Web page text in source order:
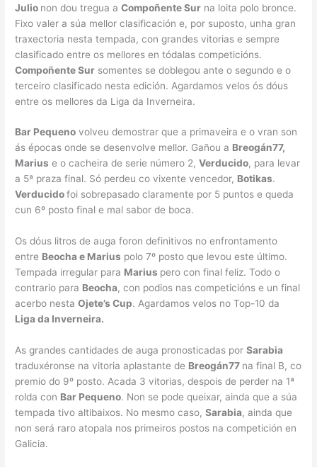
Julio non dou tregua aCompoñente Sur na loita polo bronce.
Fixo valer a súa mellor clasificación e, por suposto, unha gran
traxectoria nesta tempada, con grandes vitorias e sempre
clasificado entre os mellores en tódalas competicións.
Compoñente Sur somentes se doblegou ante o segundo e o
terceiro clasificado nesta edición. Agardamos velos ós dóus
entre os mellores da Liga da Inverneira.
Bar Pequeno volveu demostrar que a primaveira e o vran son
ás épocas onde se desenvolve mellor. Gañou a Breogán77,
Marius e o cacheira de serie número 2,Verducido, para levar
a 5ª praza final. Só perdeu co vixente vencedor, Botikas.
Verducidofoi sobrepasado claramente por 5 puntos e queda
cun 6º posto final e mal sabor de boca.
Os dóus litros de auga foron definitivos no enfrontamento
entre Beocha e Marius polo 7º posto que levou este último.
Tempada irregular para Marius pero con final feliz. Todo o
contrario para Beocha, con podios nas competicións e un final
acerbo nestaOjete’s Cup. Agardamos velos no Top-10 da
Liga da Inverneira.
As grandes cantidades de auga pronosticadas porSarabia
traduxéronse na vitoria aplastante de Breogán77 na final B, co
premio do 9º posto. Acada 3 vitorias, despois de perder na 1ª
rolda con Bar Pequeno. Non se pode queixar, ainda que a súa
tempada tivo altibaixos. No mesmo caso,Sarabia, ainda que
non será raro atopala nos primeiros postos na competición en
Galicia.